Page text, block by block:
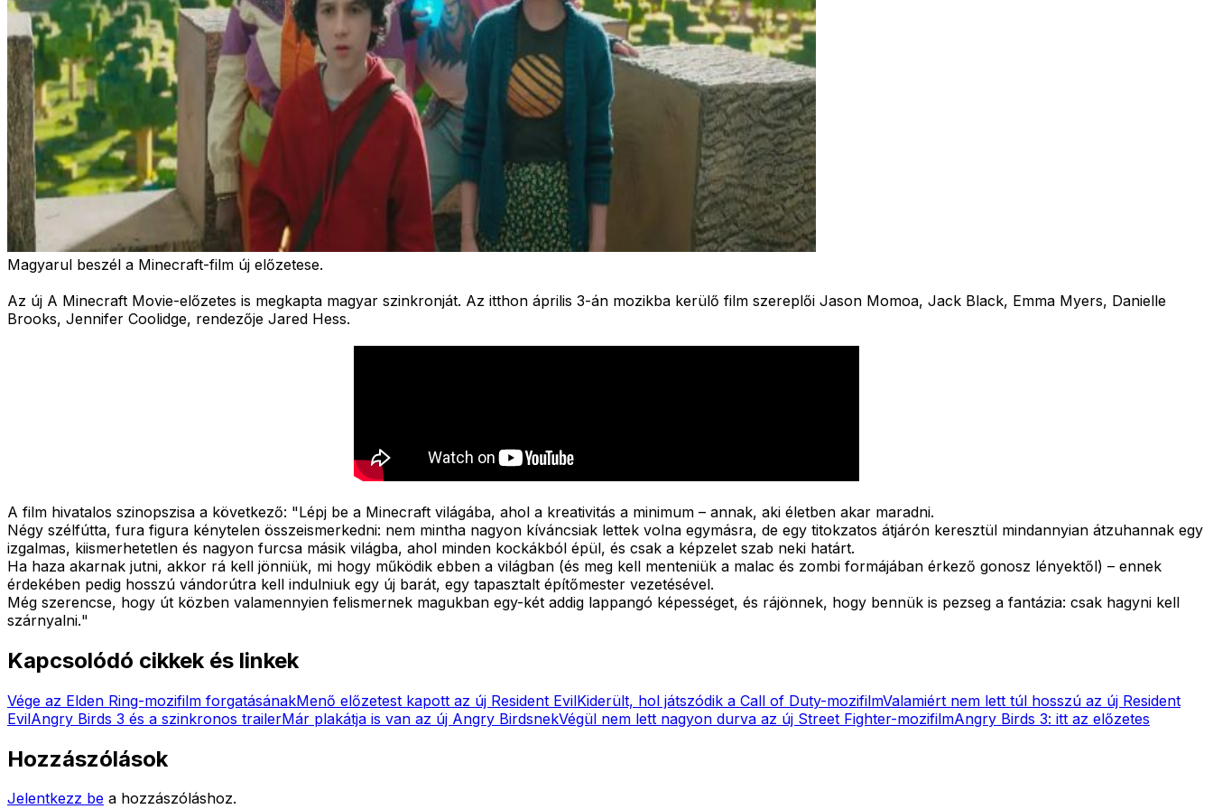
Magyarul beszél a Minecraft-film új előzetese.
Az új A Minecraft Movie-előzetes is megkapta magyar szinkronját. Az itthon április 3-án mozikba kerülő film szereplői Jason Momoa, Jack Black, Emma Myers, Danielle
Brooks, Jennifer Coolidge, rendezője Jared Hess.
A film hivatalos szinopszisa a következő: "Lépj be a Minecraft világába, ahol a kreativitás a minimum – annak, aki életben akar maradni.
Négy szélfútta, fura figura kénytelen összeismerkedni: nem mintha nagyon kíváncsiak lettek volna egymásra, de egy titokzatos átjárón keresztül mindannyian átzuhannak egy
izgalmas, kiismerhetetlen és nagyon furcsa másik világba, ahol minden kockákból épül, és csak a képzelet szab neki határt.
Ha haza akarnak jutni, akkor rá kell jönniük, mi hogy működik ebben a világban (és meg kell menteniük a malac és zombi formájában érkező gonosz lényektől) – ennek
érdekében pedig hosszú vándorútra kell indulniuk egy új barát, egy tapasztalt építőmester vezetésével.
Még szerencse, hogy út közben valamennyien felismernek magukban egy-két addig lappangó képességet, és rájönnek, hogy bennük is pezseg a fantázia: csak hagyni kell
szárnyalni."
Kapcsolódó cikkek és linkek
Vége az Elden Ring-mozifilm forgatásánakMenő előzetest kapott az új Resident EvilKiderült, hol játszódik a Call of Duty-mozifilmValamiért nem lett túl hosszú az új Resident
EvilAngry Birds 3 és a szinkronos trailerMár plakátja is van az új Angry BirdsnekVégül nem lett nagyon durva az új Street Fighter-mozifilmAngry Birds 3: itt az előzetes
Hozzászólások
Jelentkezz be a hozzászóláshoz.